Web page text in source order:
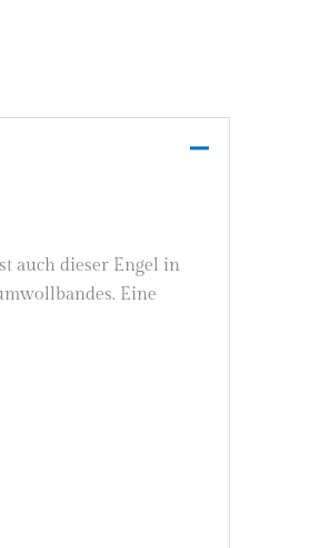
auch dieser Engel in
Eine